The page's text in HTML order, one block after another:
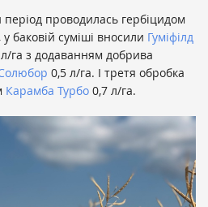
період проводилась гербіцидом
баковій суміші вносили Гуміфілд
га з додаванням добрива
0,5 л/га. І третя обробка
Карамба Турбо 0,7 л/га.